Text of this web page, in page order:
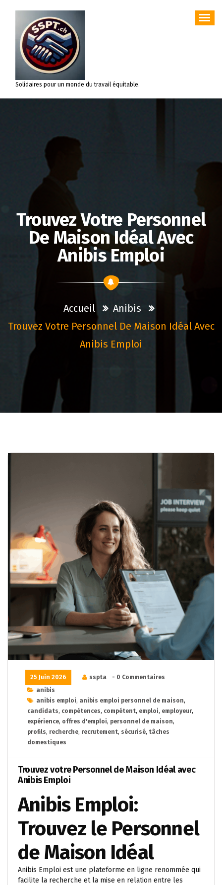
contenu
Solidaires pour un monde du travail équitable.
Trouvez Votre Personnel
De Maison Idéal Avec
Anibis Emploi
Accueil
Anibis
Trouvez Votre Personnel De Maison Idéal Avec
Anibis Emploi
25 Juin 2026 sspta
- 0 Commentaires
anibis
anibis emploi, anibis emploi personnel de maison,
candidats, compétences, compétent, emploi, employeur,
expérience, offres d'emploi, personnel de maison,
profils, recherche, recrutement, sécurisé, tâches
domestiques
Trouvez votre Personnel de Maison Idéal avec
Anibis Emploi
Anibis Emploi:
Trouvez le Personnel
de Maison Idéal
Anibis Emploi est une plateforme en ligne renommée qui
facilite la recherche et la mise en relation entre les